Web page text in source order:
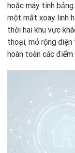
hoặc máy tính
một mắt xoay linh
thời hai khu vực
thoại, mở rộng
hoàn toàn các điểm